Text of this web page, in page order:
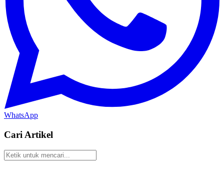
WhatsApp
Cari Artikel